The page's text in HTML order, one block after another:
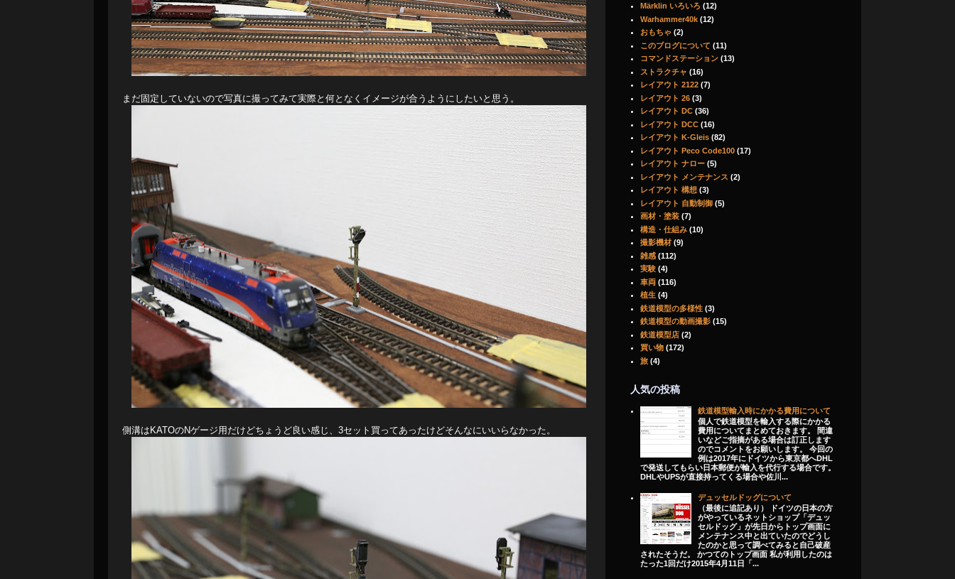
まだ固定していないので写真に撮ってみて実際と何となくイメージが合うようにしたいと思う。
側溝はKATOのNゲージ用だけどちょうど良い感じ、3セット買ってあったけどそんなにいいらなかった。
Märklin いろいろ (12)
Warhammer40k (12)
おもちゃ (2)
このブログについて (11)
コマンドステーション (13)
ストラクチャ (16)
レイアウト 2122 (7)
レイアウト 26 (3)
レイアウト DC (36)
レイアウト DCC (16)
レイアウト K-Gleis (82)
レイアウト Peco Code100 (17)
レイアウト ナロー (5)
レイアウト メンテナンス (2)
レイアウト 構想 (3)
レイアウト 自動制御 (5)
画材・塗装 (7)
構造・仕組み (10)
撮影機材 (9)
雑感 (112)
実験 (4)
車両 (116)
植生 (4)
鉄道模型の多様性 (3)
鉄道模型の動画撮影 (15)
鉄道模型店 (2)
買い物 (172)
旅 (4)
人気の投稿
鉄道模型輸入時にかかる費用について
個人で鉄道模型を輸入する際にかかる
費用についてまとめておきます。 間違
いなどご指摘がある場合は訂正します
のでコメントをお願いします。 今回の
例は2017年にドイツから東京都へDHL
で発送してもらい日本郵便が輸入を代行する場合です。
DHLやUPSが直接持ってくる場合や佐川...
デュッセルドッグについて
（最後に追記あり） ドイツの日本の方
がやっているネットショップ「デュッ
セルドッグ」が先日からトップ画面に
メンテナンス中と出ていたのでどうし
たのかと思って調べてみると自己破産
されたそうだ。 かつてのトップ画面 私が利用したのは
たった1回だけ2015年4月11日「...